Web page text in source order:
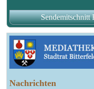
Nachrichten
Sendemitschnitt